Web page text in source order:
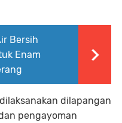
Bersih
Enam
dilapangan
pengayoman